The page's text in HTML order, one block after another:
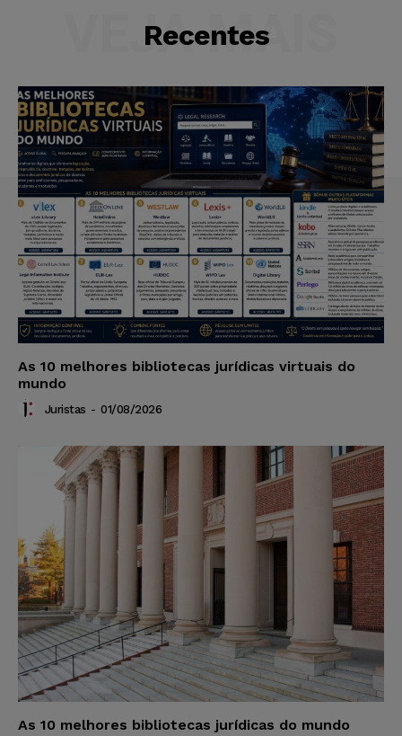
Recentes
VEJA MAIS
As 10 melhores bibliotecas jurídicas virtuais do
mundo
Juristas - 01/08/2026
As 10 melhores bibliotecas jurídicas do mundo